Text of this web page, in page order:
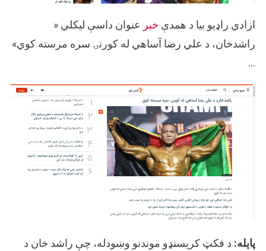
ازادي راډیو بیا د همدې خبر عنوان داسې لیکلي «
راشدخان، د علي رضا آساهي له کورنۍ سره مرسته کوي»
…
پایله: د فکټ کریسنډو موندنو وښودله، چې راشد خان د